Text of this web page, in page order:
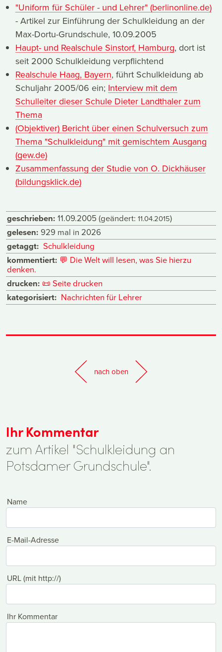
"Uniform für Schüler - und Lehrer" (berlinonline.de)
- Artikel zur Einführung der Schulkleidung an der
Max-Dortu-Grundschule, 10.09.2005
Haupt- und Realschule Sinstorf, Hamburg, dort ist
seit 2000 Schulkleidung verpflichtend
Realschule Haag, Bayern, führt Schulkleidung ab
Schuljahr 2005/06 ein; Interview mit dem
Schulleiter dieser Schule Dieter Landthaler zum
Thema
(Objektiver) Bericht über einen Schulversuch zum
Thema "Schulkleidung" mit gemischtem Ausgang
(gew.de)
Zusammenfassung der Studie von O. Dickhäuser
(bildungsklick.de)
geschrieben: 11.09.2005 (geändert: 11.04.2015)
gelesen: 929 mal in 2026
getaggt: Schulkleidung
kommentiert: 💬 Die Welt will lesen, was Sie hierzu
denken.
drucken: 📜 Seite drucken
kategorisiert: Nachrichten für Lehrer
nach oben
Ihr Kommentar
zum Artikel "Schulkleidung an
Potsdamer Grundschule".
Name
E-Mail-Adresse
URL (mit http://)
Ihr Kommentar